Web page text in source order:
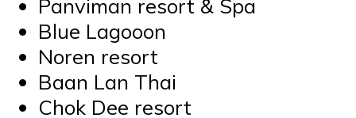
Panviman resort & Spa
Blue Lagooon
Noren resort
Baan Lan Thai
Chok Dee resort